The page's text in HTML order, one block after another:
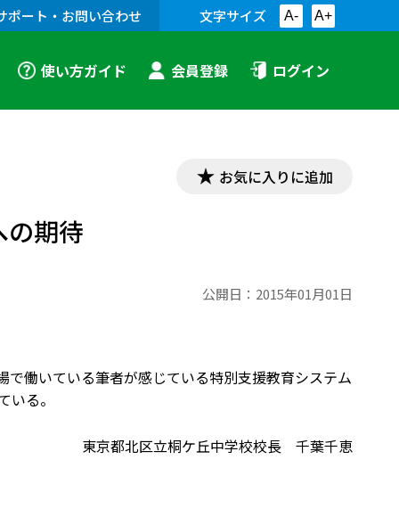
ポート・お問い合わせ 文字サイズ A- A+
使い方ガイド 会員登録 ログイン
お気に入りに追加
の期待
公開日： 2015年01月01日
働いている筆者が感じている特別支援教育システム
る。
東京都北区立桐ケ丘中学校校長 千葉千恵